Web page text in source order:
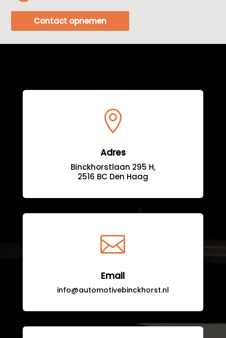
Contact opnemen

Adres
Binckhorstlaan 295 H,
2516 BC Den Haag

Email
info@automotivebinckhorst.nl